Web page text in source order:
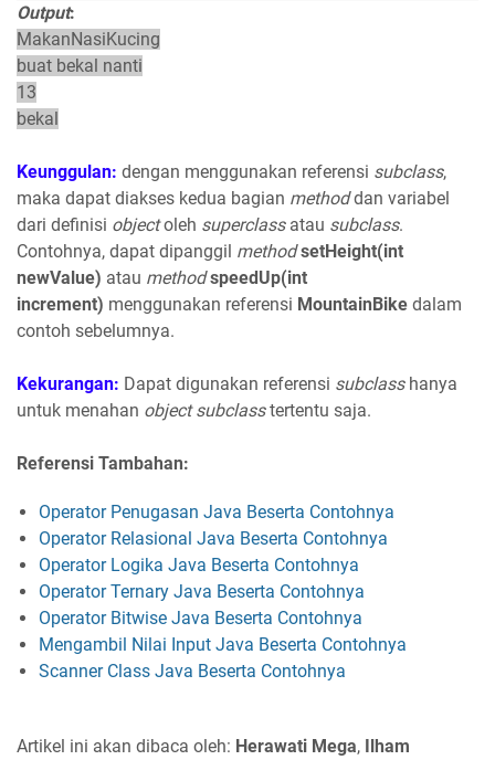
Output:
MakanNasiKucing
buat bekal nanti
13
bekal
Keunggulan: dengan menggunakan referensi subclass,
maka dapat diakses kedua bagian methoddan variabel
dari definisi objectoleh superclassatau subclass.
Contohnya, dapat dipanggil method setHeight(int
newValue) atau method speedUp(int
increment) menggunakan referensi MountainBike dalam
contoh sebelumnya.
Kekurangan: Dapat digunakan referensi subclasshanya
untuk menahan object subclasstertentu saja.
Referensi Tambahan:
Operator Penugasan Java Beserta Contohnya
Operator Relasional Java Beserta Contohnya
Operator Logika Java Beserta Contohnya
Operator Ternary Java Beserta Contohnya
Operator Bitwise Java Beserta Contohnya
Mengambil Nilai Input Java Beserta Contohnya
Scanner Class Java Beserta Contohnya
Artikel ini akan dibaca oleh: Herawati Mega, Ilham